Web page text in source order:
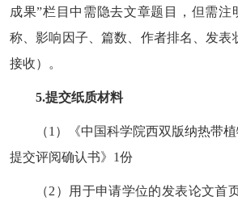
成果”栏目中需隐去文章题目，但需注
称、影响因子、篇数、作者排名、发表
接收）。
5.提交纸质材料
（1 ）《中国科学院西双版纳热带
提交评阅确认书》 1份
（2 ）用于申请学位的发表论文首